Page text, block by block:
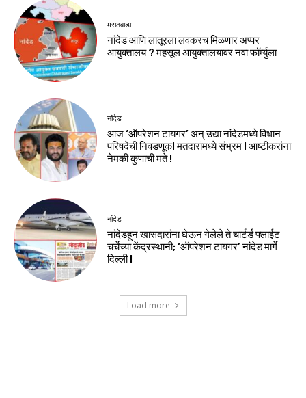
मराठवाडा
नांदेड आणि लातूरला लवकरच मिळणार अप्पर
आयुक्तालय ? महसूल आयुक्तालयावर नवा फॉर्म्युला
नांदेड
आज ‘ऑपरेशन टायगर’ अन् उद्या नांदेडमध्ये विधान
परिषदेची निवडणूक! मतदारांमध्ये संभ्रम ! आष्टीकरांना
नेमकी कुणाची मते !
नांदेड
नांदेडहून खासदारांना घेऊन गेलेले ते चार्टर्ड फ्लाईट
चर्चेच्या केंद्रस्थानी; ‘ऑपरेशन टायगर’ नांदेड मार्गे
दिल्ली !
Load more